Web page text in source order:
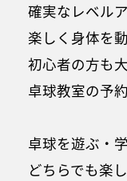
確実なレベル
楽しく身体を
初心者の方も
卓球教室の予
卓球を遊ぶ・学
どちらでも楽